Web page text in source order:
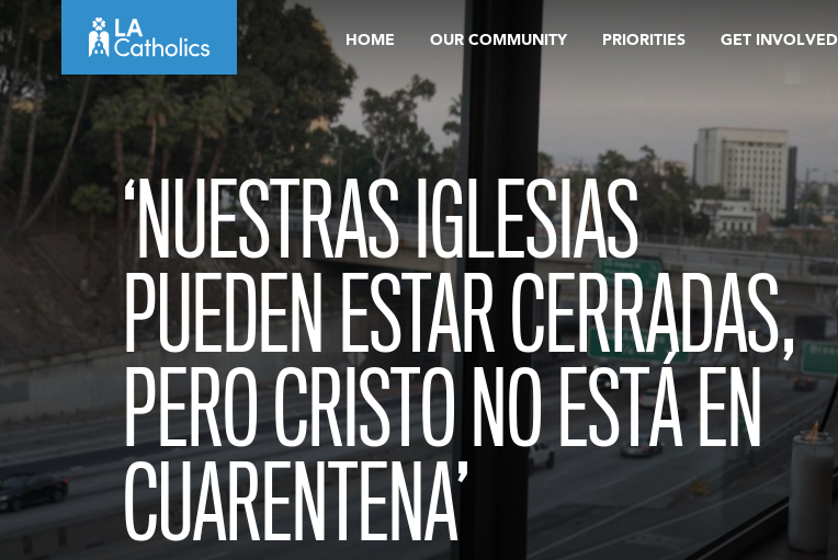
to
content
HOME OUR COMMUNITY PRIORITIES GET INVOLVED
‘NUESTRAS IGLESIAS
PUEDEN ESTAR CERRADAS,
PERO CRISTO NO ESTÁ EN
CUARENTENA’